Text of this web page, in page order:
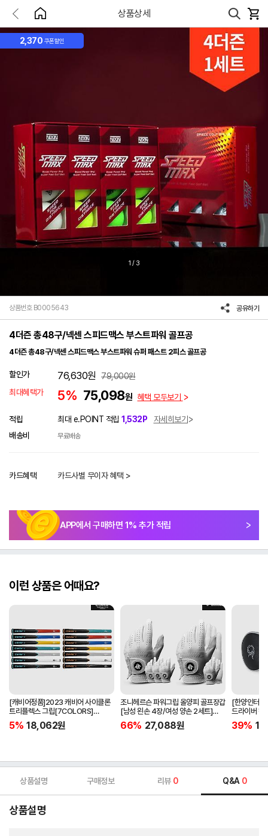
상품상세
2,370 쿠폰할인
1 / 3
상품번호 B0005643 공유하기
4더즌 총48구/넥센 스피드맥스 부스트파워 골프공
4더즌 총48구/넥센 스피드맥스 부스트파워 슈퍼 패스트 2피스 골프공
할인가 76,630원 79,000원
최대혜택가
5% 75,098원 혜택 모두보기
적립 최대 e.POINT 적립 1,532P
자세히보기
배송비
무료배송
카드혜택 카드사별 무이자 혜택 >
APP에서 구매하면 1% 추가 적립
이런 상품은 어때요?
[캐비어정품]2023 캐비어 사이클론
트리플렉스 그립[7COLORS]
[라운드][39g/42g/46g/50g]
[R/S 토크]
5% 18,062원
조니헤르슨 파워그립 올양피 골프장갑
[남성 왼손 4장/여성 양손 2세트]
[화이트][케이스포함]
66% 27,088원
[한양인터
드라이버 헤
[HD-302]
39%
상품설명 구매정보 리뷰 0 Q&A 0
상품설명